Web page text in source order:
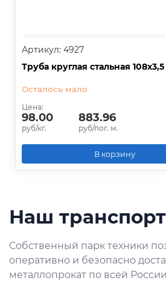
Артикул: 4927
Труба круглая стальная
Осталось мало
Цена:
98.00
руб/кг.
883.96
руб/пог. м.
В корзину
Наш транспорт
Собственный парк техники
оперативно и безопасно
металлопрокат по всей